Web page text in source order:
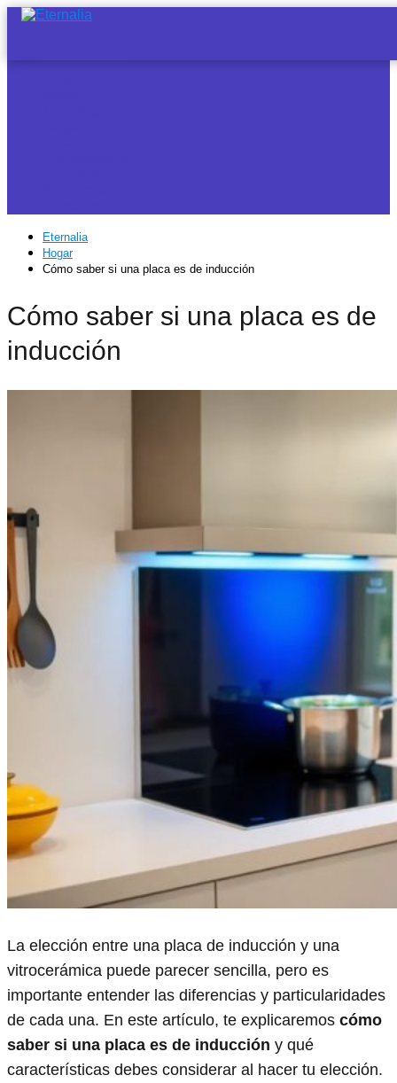
Alimentación
Eternalia
Hogar
Cómo saber si una placa es de inducción
Cómo saber si una placa es de
inducción
La elección entre una placa de inducción y una
vitrocerámica puede parecer sencilla, pero es
importante entender las diferencias y particularidades
de cada una. En este artículo, te explicaremos cómo
saber si una placa es de inducción y qué
características debes considerar al hacer tu elección.